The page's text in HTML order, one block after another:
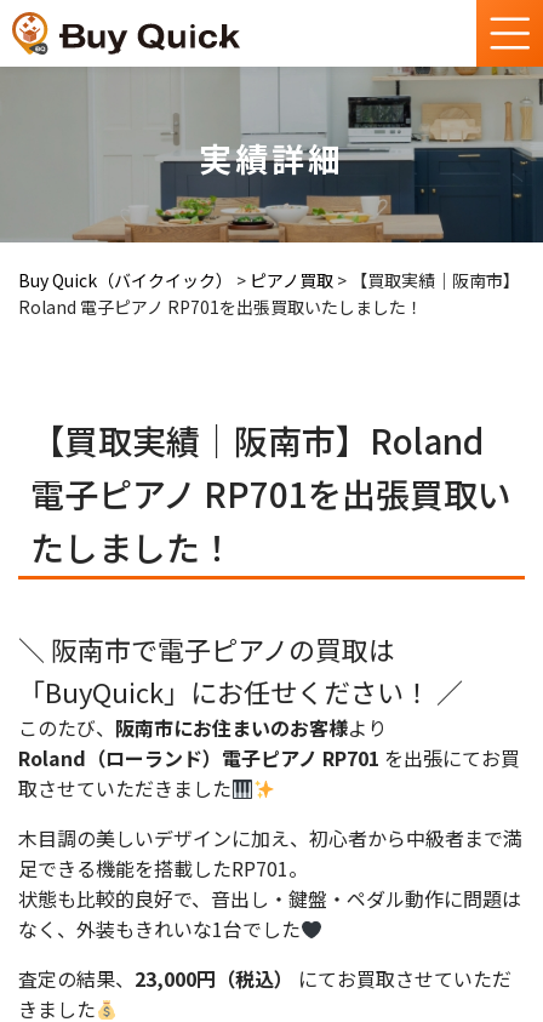
実績詳細
Buy Quick（バイクイック） > ピアノ買取 > 【買取実績｜阪南市】
Roland 電子ピアノ RP701を出張買取いたしました！
【買取実績｜阪南市】Roland
電子ピアノ RP701を出張買取い
たしました！
＼ 阪南市で電子ピアノの買取は
「BuyQuick」にお任せください！ ／
このたび、 阪南市にお住まいのお客様より
Roland（ローランド）電子ピアノ RP701 を出張にてお買
取させていただきました
木目調の美しいデザインに加え、初心者から中級者まで満
足できる機能を搭載したRP701。
状態も比較的良好で、音出し・鍵盤・ペダル動作に問題は
なく、外装もきれいな1台でした
査定の結果、 23,000円（税込）
にてお買取させていただ
きました